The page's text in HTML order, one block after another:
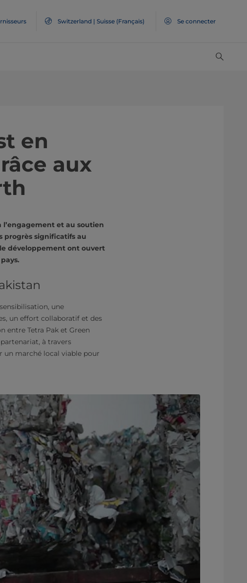
Switzerland | Suisse (Français) Se connecter
en
aux
l’engagement et au soutien
progrès significatifs au
développement ont ouvert
une
un effort collaboratif et des
entre Tetra Pak et Green
à travers
un marché local viable pour